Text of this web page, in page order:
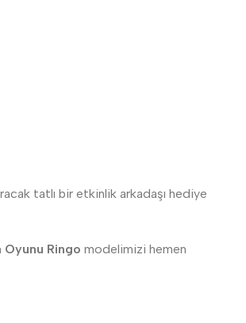
tatlı bir etkinlik arkadaşı hediye
Ringo modelimizi hemen